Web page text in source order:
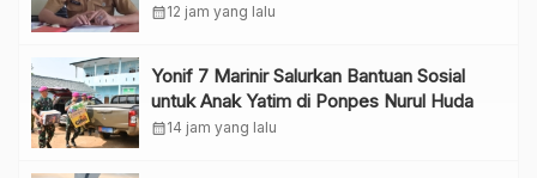
calendar_month12 jam yang lalu
Yonif 7 Marinir Salurkan Bantuan Sosial
untuk Anak Yatim di Ponpes Nurul Huda
calendar_month14 jam yang lalu